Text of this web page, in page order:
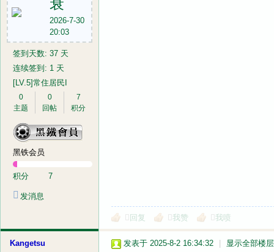
衰
2026-7-30
20:03
签到天数: 37 天
连续签到: 1 天
[LV.5]常住居民I
0
主题
0
回帖
7
积分
黑铁会员
积分 7
发消息
回复 我赞 我喷
Kangetsu 发表于 2025-8-2 16:34:32 显示全部楼层